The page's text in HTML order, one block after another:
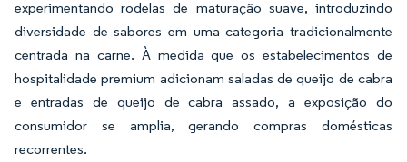
experimentando rodelas de maturação suave, introduzindo
diversidade de sabores em uma categoria tradicionalmente
centrada na carne. À medida que os estabelecimentos de
hospitalidade premium adicionam saladas de queijo de cabra
e entradas de queijo de cabra assado, a exposição do
consumidor se amplia, gerando compras domésticas
recorrentes.